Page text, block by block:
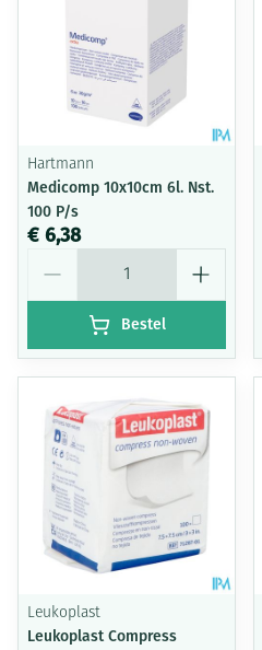
Hartmann
Medicomp 10x10cm 6l. Nst.
100 P/s
€ 6,38
Bestel
Leukoplast
Leukoplast Compress